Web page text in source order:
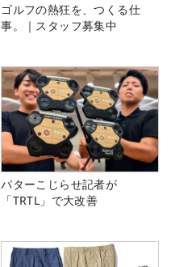
ゴルフの熱狂を、つくる仕
事。｜スタッフ募集中
パターこじらせ記者が
「TRTL」で大改善